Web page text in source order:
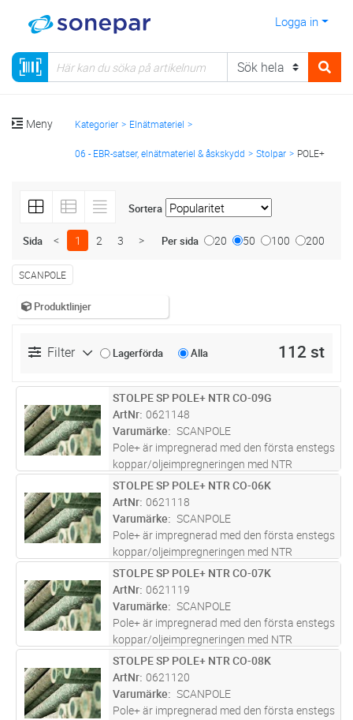
Logga in
Meny Kategorier Elnätmateriel
06 - EBR-satser, elnätmateriel & åskskydd Stolpar POLE+
Sortera
Sida < 1 2 3 > Per sida 20 50 100 200
SCANPOLE
Produktlinjer
Filter Lagerförda Alla 112 st
ST Lägg i kundvagn
STOLPE SP POLE+ NTR CO-09G
ArtNr 0621148
Varumärke
SCANPOLE
Pole+ är impregnerad med den första enstegs
koppar/oljeimpregneringen med NTR
godkännande. En innovativ kombination av
olja, koppar och biocider utformad för att ge
en livslängd på över 40år. Pole+ h
ST Lägg i kundvagn
STOLPE SP POLE+ NTR CO-06K
ArtNr 0621118
Varumärke
SCANPOLE
Pole+ är impregnerad med den första enstegs
koppar/oljeimpregneringen med NTR
godkännande. En innovativ kombination av
olja, koppar och biocider utformad för att ge
en livslängd på över 40år. Pole+ h
ST Lägg i kundvagn
STOLPE SP POLE+ NTR CO-07K
ArtNr 0621119
Varumärke
SCANPOLE
Pole+ är impregnerad med den första enstegs
koppar/oljeimpregneringen med NTR
godkännande. En innovativ kombination av
olja, koppar och biocider utformad för att ge
en livslängd på över 40år. Pole+ h
ST Lägg i kundvagn
STOLPE SP POLE+ NTR CO-08K
ArtNr 0621120
Varumärke
SCANPOLE
Pole+ är impregnerad med den första enstegs